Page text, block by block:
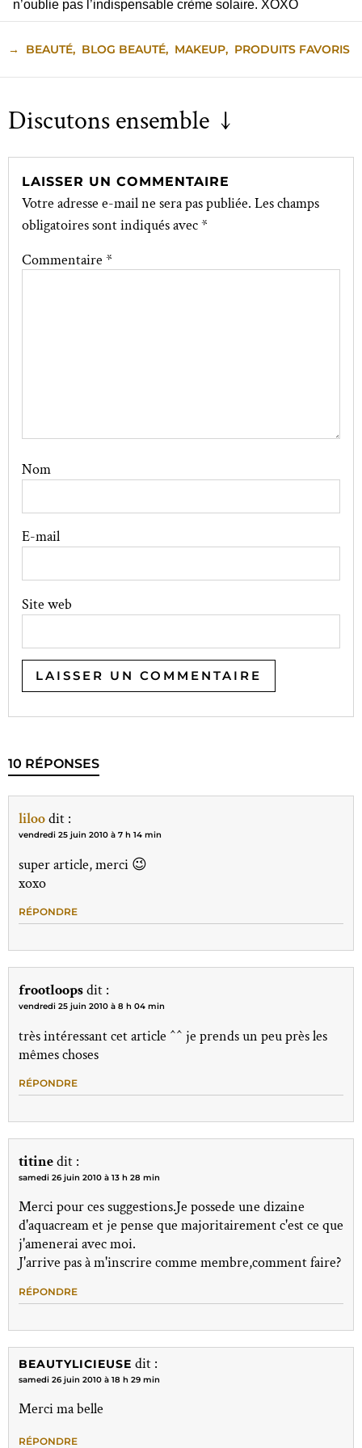
n’oublie pas l’indispensable crème solaire. XOXO
→ BEAUTÉ, BLOG BEAUTÉ, MAKEUP, PRODUITS FAVORIS
Discutons ensemble ↓
LAISSER UN COMMENTAIRE
Votre adresse e-mail ne sera pas publiée. Les champs
obligatoires sont indiqués avec*
Commentaire *
Nom
E-mail
Site web
10 RÉPONSES
liloodit :
vendredi 25 juin 2010 à 7 h 14 min
super article, merci 😉
xoxo
RÉPONDRE
frootloopsdit :
vendredi 25 juin 2010 à 8 h 04 min
très intéressant cet article ^^ je prends un peu près les
mêmes choses
RÉPONDRE
titinedit :
samedi 26 juin 2010 à 13 h 28 min
Merci pour ces suggestions.Je possede une dizaine
d'aquacream et je pense que majoritairement c'est ce que
j'amenerai avec moi.
J'arrive pas à m'inscrire comme membre,comment faire?
RÉPONDRE
BEAUTYLICIEUSE dit :
samedi 26 juin 2010 à 18 h 29 min
Merci ma belle
RÉPONDRE